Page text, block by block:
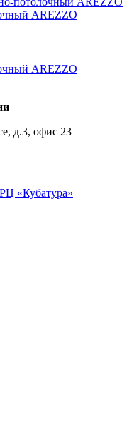
AREZZO
AREZZO
д.3, офис 23
«Кубатура»